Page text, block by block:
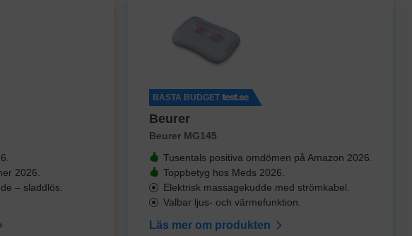
2026.
– sladdlös.
BÄSTA BUDGET
Beurer
Beurer MG145
Tusentals positiva omdömen på Amazon 2026.
Toppbetyg hos Meds 2026.
Elektrisk massagekudde med strömkabel.
Valbar ljus- och värmefunktion.
Läs mer om produkten